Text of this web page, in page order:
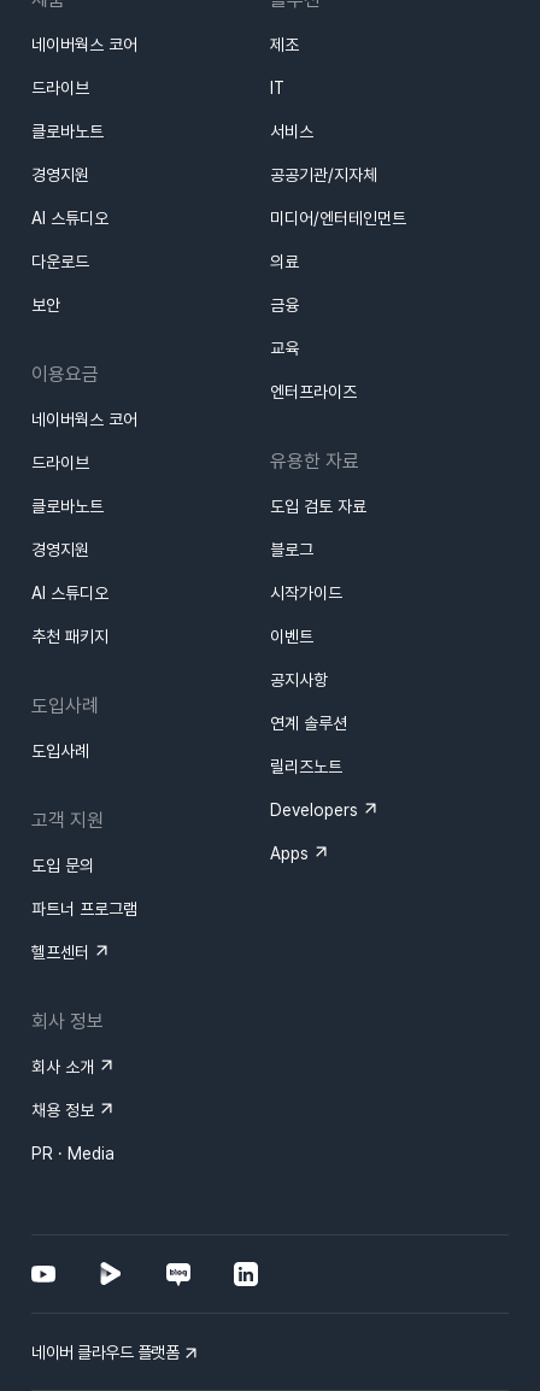
네이버웍스 코어
드라이브
클로바노트
경영지원
AI 스튜디오
다운로드
보안
이용요금
네이버웍스 코어
드라이브
클로바노트
경영지원
AI 스튜디오
추천 패키지
도입사례
도입사례
고객 지원
도입 문의
파트너 프로그램
헬프센터
회사 정보
회사 소개
채용 정보
PR · Media
제조
IT
서비스
공공기관/지자체
미디어/엔터테인먼트
의료
금융
교육
엔터프라이즈
유용한 자료
도입 검토 자료
블로그
시작가이드
이벤트
공지사항
연계 솔루션
릴리즈노트
Developers
Apps
네이버 클라우드 플랫폼